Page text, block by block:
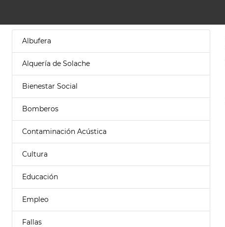
Albufera
Alquería de Solache
Bienestar Social
Bomberos
Contaminación Acústica
Cultura
Educación
Empleo
Fallas